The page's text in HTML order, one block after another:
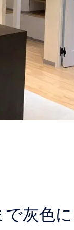
で灰色